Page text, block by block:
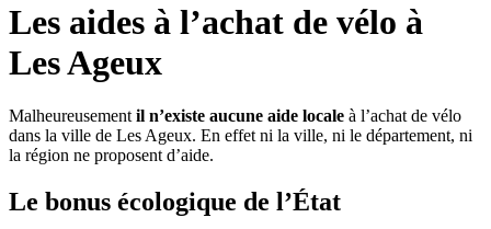
Les aides à l’achat de vélo à
Les Ageux
Malheureusement il n’existe aucune aide locale à l’achat de vélo
dans la ville de Les Ageux. En effet ni la ville, ni le département, ni
la région ne proposent d’aide.
Le bonus écologique de l’État